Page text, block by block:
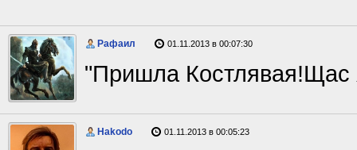
Рафаил 01.11.2013 в 00:07:30
"Пришла Костлявая!Щас
Hakodo 01.11.2013 в 00:05:23